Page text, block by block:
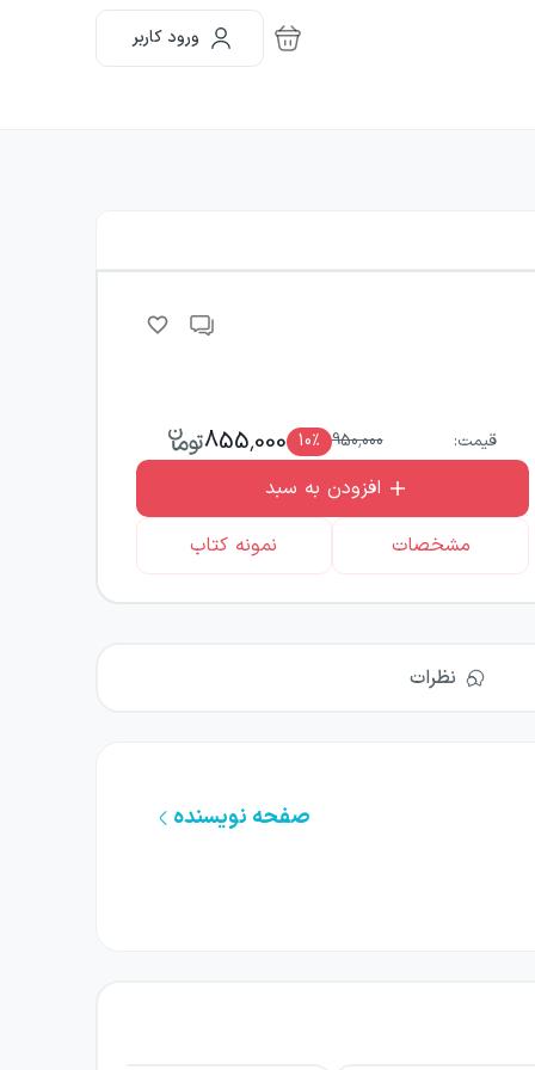
ورود کاربر
قیمت: 950,000
10٪ 855,000
افزودن به سبد
مشخصات
نمونه کتاب
نظرات
صفحه نویسنده